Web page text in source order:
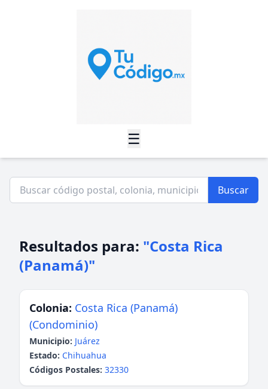
☰
Buscar
Resultados para: "Costa Rica
(Panamá)"
Colonia: Costa Rica (Panamá)
(Condominio)
Municipio: Juárez
Estado: Chihuahua
Códigos Postales: 32330